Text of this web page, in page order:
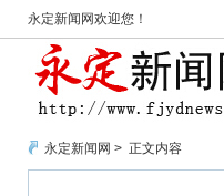
永定新闻网欢迎您！
永定新闻网 > 正文内容